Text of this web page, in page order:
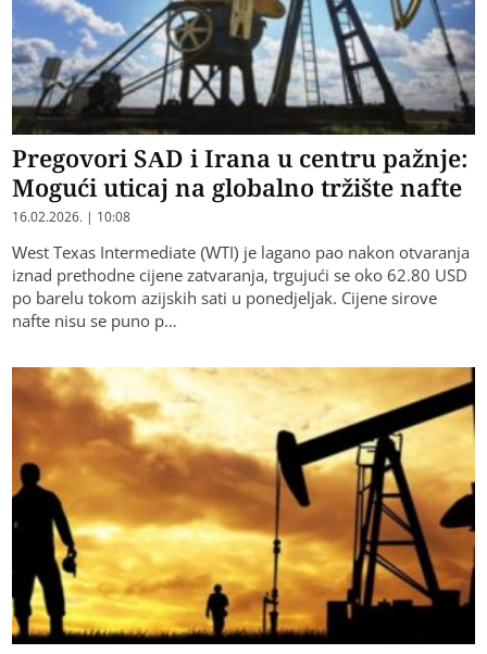
Pregovori SAD i Irana u centru pažnje:
Mogući uticaj na globalno tržište nafte
16.02.2026. | 10:08
West Texas Intermediate (WTI) je lagano pao nakon otvaranja
iznad prethodne cijene zatvaranja, trgujući se oko 62.80 USD
po barelu tokom azijskih sati u ponedjeljak. Cijene sirove
nafte nisu se puno p…